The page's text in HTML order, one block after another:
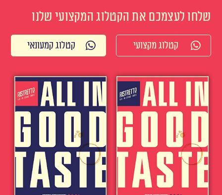
שלחו לעצמכם את הקטלוג המקצועי שלנו
קטלוג מקצועי קטלוג קמעונאי